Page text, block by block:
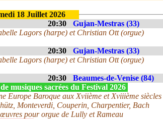
18 Juillet 2026
20:30
Gujan-Mestras (33)
Lagors (harpe) et Christian Ott (orgue)
20:30 Gujan-Mestras (33)
Lagors (harpe) et Christian Ott (orgue)
20:30 Beaumes-de-Venise (84)
musiques sacrées du Festival 2026
Europe Baroque aux Xviième et Xviiième siècles
Monteverdi, Couperin, Charpentier, Bach
pour orgue de Lully et Rameau